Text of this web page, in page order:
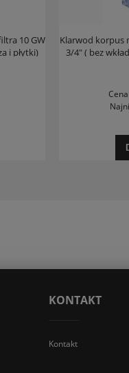
10 GW
i płytki)
Klarwod korpus
3/4" ( bez
KONTAKT
Kontakt